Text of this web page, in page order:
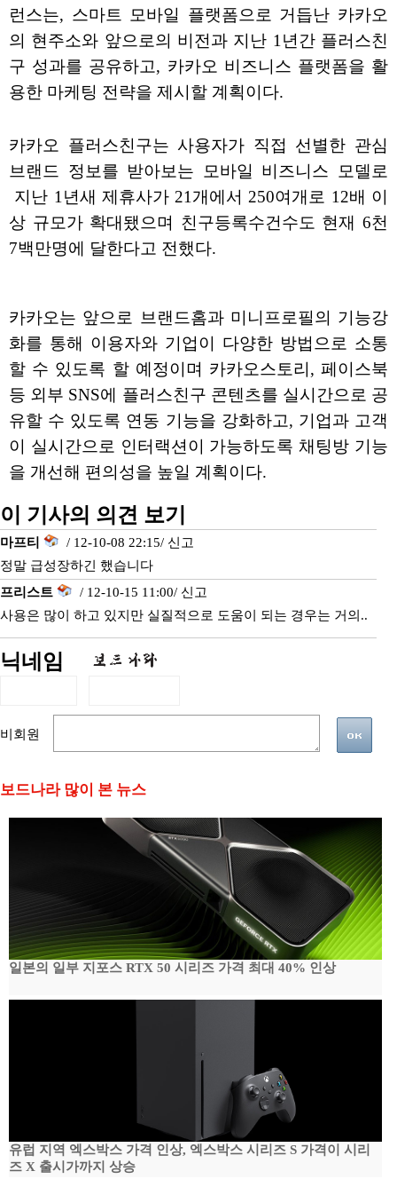
런스는, 스마트 모바일 플랫폼으로 거듭난 카카오
의 현주소와 앞으로의 비전과 지난 1년간 플러스친
구 성과를 공유하고, 카카오 비즈니스 플랫폼을 활
용한 마케팅 전략을 제시할 계획이다.
카카오 플러스친구는 사용자가 직접 선별한 관심
브랜드 정보를 받아보는 모바일 비즈니스 모델로
지난 1년새 제휴사가 21개에서 250여개로 12배 이
상 규모가 확대됐으며 친구등록수건수도 현재 6천
7백만명에 달한다고 전했다.
카카오는 앞으로 브랜드홈과 미니프로필의 기능강
화를 통해 이용자와 기업이 다양한 방법으로 소통
할 수 있도록 할 예정이며 카카오스토리, 페이스북
등 외부 SNS에 플러스친구 콘텐츠를 실시간으로 공
유할 수 있도록 연동 기능을 강화하고, 기업과 고객
이 실시간으로 인터랙션이 가능하도록 채팅방 기능
을 개선해 편의성을 높일 계획이다.
이 기사의 의견 보기
마프티 / 12-10-08 22:15/ 신고
정말 급성장하긴 했습니다
프리스트
/ 12-10-15 11:00/ 신고
사용은 많이 하고 있지만 실질적으로 도움이 되는 경우는 거의..
닉네임
비회원
보드나라 많이 본 뉴스
일본의 일부 지포스 RTX 50 시리즈 가격 최대 40% 인상
유럽 지역 엑스박스 가격 인상, 엑스박스 시리즈 S 가격이 시리
즈 X 출시가까지 상승